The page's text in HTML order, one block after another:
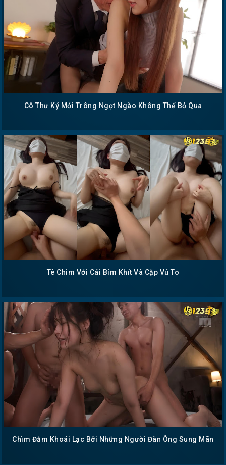
Cô Thư Ký Mới Trông Ngọt Ngào Không Thể Bỏ Qua
Tê Chim Với Cái Bím Khít Và Cặp Vú To
Chìm Đắm Khoái Lạc Bởi Những Người Đàn Ông Sung Mãn